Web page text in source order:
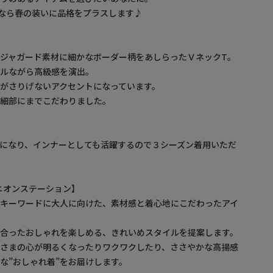
ら春の装いに品格をプラスします♪
ャガード素材に細かなボーダー柄をあしらったＶネックT。
ながら高級感を演出。
さりげないアクセントになっています。
部にまでこだわりました。
なり、インナーとしても活躍するので３シーズン着用いただ
ンステーション】
ーワードに大人に向けた、素材感と着心地にこだわったアイ
ったおしゃれを楽しめる、きれいめスタイルを提案します。
まの心が明るくなったりワクワクしたり、ささやかな高揚感
”おしゃれ着”をお届けします。